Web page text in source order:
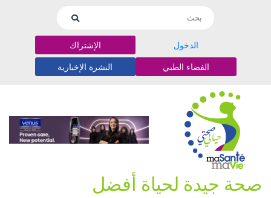
الدخول الإشتراك
الفضاء الطبي النشرة الإخبارية
صحة جيدة لحياة أفضل